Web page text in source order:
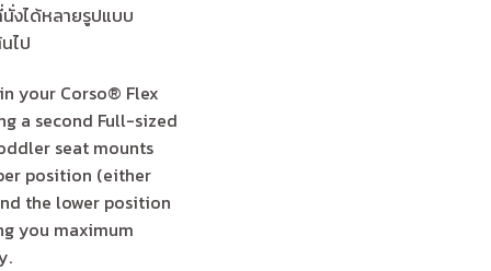
งได้หลายรูปแบบ
ไป
your Corso® Flex
a second Full-sized
seat mounts
position (either
the lower position
you maximum